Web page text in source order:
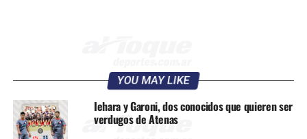
YOU MAY LIKE
Iehara y Garoni, dos conocidos que quieren ser
verdugos de Atenas